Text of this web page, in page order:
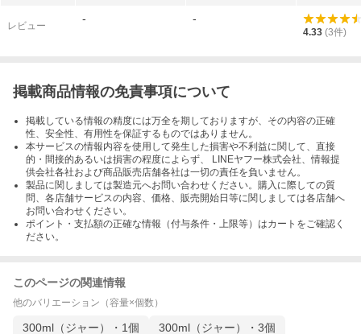
レビュー
- -
4.33 (3件)
掲載商品情報の免責事項について
掲載している情報の精度には万全を期しておりますが、その内容の正確
性、安全性、有用性を保証するものではありません。
本サービスの情報内容を使用して発生した損害や不利益に関して、直接
的・間接的あるいは損害の程度によらず、 LINEヤフー株式会社、情報提
供会社各社および商品販売店舗各社は一切の責任を負いません。
製品に関しましては製造元へお問い合わせください。購入に際しての質
問、各店舗サービスの内容、価格、販売開始日等に関しましては各店舗へ
お問い合わせください。
ポイント・支払額の正確な情報（付与条件・上限等）はカートをご確認く
ださい。
このページの関連情報
他のバリエーション（容量×個数）
300ml（ジャー）・1個 300ml（ジャー）・3個